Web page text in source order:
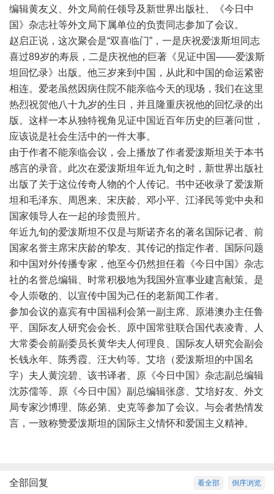
编辑黄友义、外文局前任领导及新世界出版社、《今日中
国》杂志社等外文局下属单位的负责同志参加了会议。
赵启正说，这次聚会是“双喜临门”，一是庆祝爱泼斯坦同志
喜过89岁的寿辰，二是庆祝他的巨著《见证中国——爱泼斯
坦回忆录》出版。他三岁来到中国，从此和中国的命运紧密
相连。爱老虽然因病住院不能亲临今天的现场，我们在这里
热烈祝贺他八十九岁的生日，并且隆重庆祝他的回忆录的出
版。这样一本从独特视角见证中国近百年历史的巨著问世，
应该说是社会生活中的一件大事。
由于作者不能亲临会议，会上播放了作者爱泼斯坦关于本书
感言的录音。此次在爱泼斯坦年近九旬之时，新世界出版社
出版了关于这位传奇人物的个人传记。书中还收录了爱泼斯
坦和毛泽东、周恩来、宋庆龄、邓小平、江泽民等党中央和
国家领导人在一起的珍贵照片。
年近九旬的爱泼斯坦不仅是与斯诺齐名的著名国际记者、前
国家名誉主席宋庆龄的挚友、其传记的指定作者、国际问题
和中国对外传播专家，他至今仍然担任着《今日中国》杂志
社的名誉总编辑、时常积极地为我国外宣事业建言献策。是
令人崇敬的、以宣传中国为己任的老新闻工作者。
参加会议的嘉宾有中国福利会第一副主席、原港澳办主任鲁
平、国际友人研究会会长、原中国常驻联合国代表凌青、人
大常委会前副委员长黄华夫人何理良、国际友人研究会副会
长钱永年、陈秀霞、汪大钧等。艾培（爱泼斯坦的中国名
字）夫人黄浣碧、该书译者、原《今日中国》杂志副总编辑
沈苏儒等、原《今日中国》副总编辑张彦、艾培好友、外文
局专家沙博理、陈必第、史克等参加了会议。与会者热情发
言，一致称赞爱泼斯坦的国际主义情怀和爱国主义精神。
倒序浏览
看全部
全部回复